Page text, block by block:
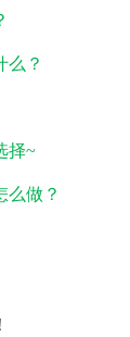
么？
择~
么做？